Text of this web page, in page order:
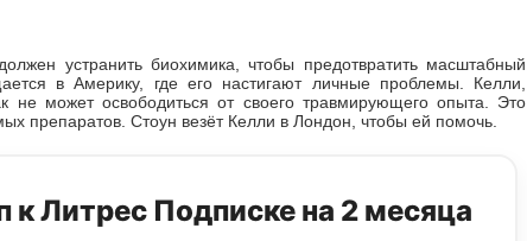
устранить биохимика, чтобы предотвратить масштабный
в Америку, где его настигают личные проблемы. Келли,
не может освободиться от своего травмирующего опыта. Это
препаратов. Стоун везёт Келли в Лондон, чтобы ей помочь.
к Литрес Подписке на 2 месяца